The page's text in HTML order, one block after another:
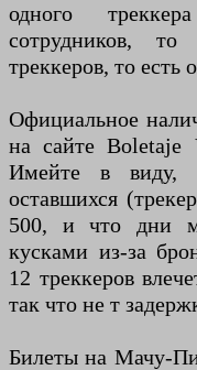
одного
сотрудников,
треккеров, то есть
Официальное
на сайте Boletaje
Имейте в виду,
оставшихся
500, и что дни
кусками из-за
12 треккеров
так что не т
Билеты на Мачу-